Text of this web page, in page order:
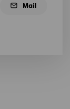
Mail